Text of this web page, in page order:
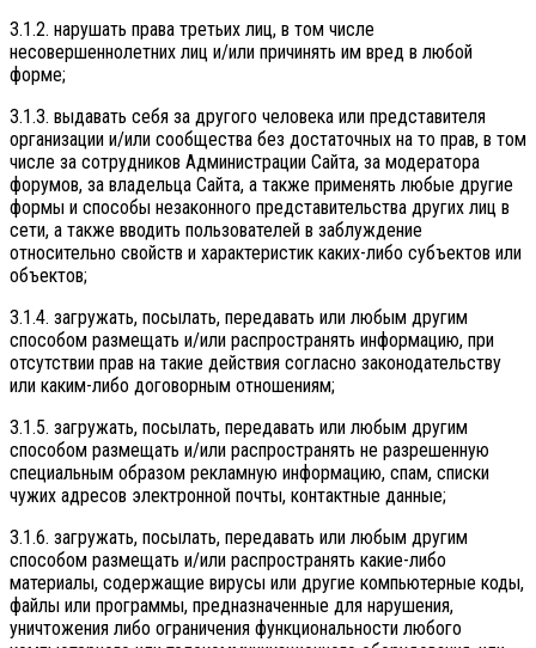
3.1.2. нарушать права третьих лиц, в том числе
несовершеннолетних лиц и/или причинять им вред в любой
форме;
3.1.3. выдавать себя за другого человека или представителя
организации и/или сообщества без достаточных на то прав, в том
числе за сотрудников Администрации Сайта, за модератора
форумов, за владельца Сайта, а также применять любые другие
формы и способы незаконного представительства других лиц в
сети, а также вводить пользователей в заблуждение
относительно свойств и характеристик каких-либо субъектов или
объектов;
3.1.4. загружать, посылать, передавать или любым другим
способом размещать и/или распространять информацию, при
отсутствии прав на такие действия согласно законодательству
или каким-либо договорным отношениям;
3.1.5. загружать, посылать, передавать или любым другим
способом размещать и/или распространять не разрешенную
специальным образом рекламную информацию, спам, списки
чужих адресов электронной почты, контактные данные;
3.1.6. загружать, посылать, передавать или любым другим
способом размещать и/или распространять какие-либо
материалы, содержащие вирусы или другие компьютерные коды,
файлы или программы, предназначенные для нарушения,
уничтожения либо ограничения функциональности любого